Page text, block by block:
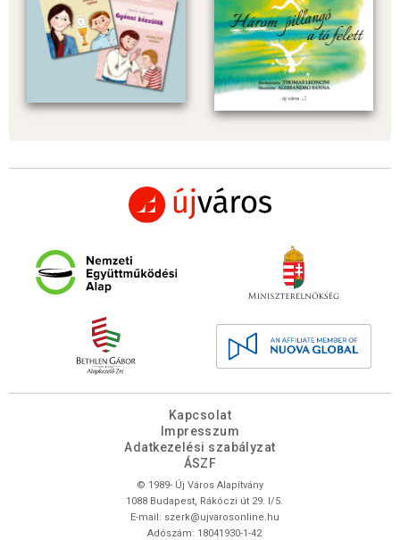
Kapcsolat
Impresszum
Adatkezelési szabályzat
ÁSZF
© 1989- Új Város Alapítvány
1088 Budapest, Rákóczi út 29. I/5.
E-mail: szerk@ujvarosonline.hu
Adószám: 18041930-1-42